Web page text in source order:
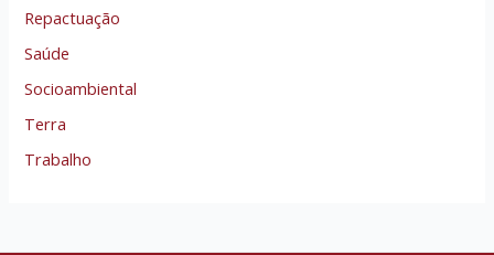
Repactuação
Saúde
Socioambiental
Terra
Trabalho